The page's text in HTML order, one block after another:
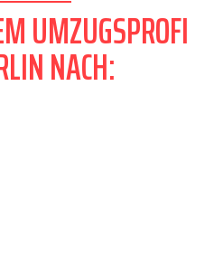
UMZUGSPROFI
NACH: